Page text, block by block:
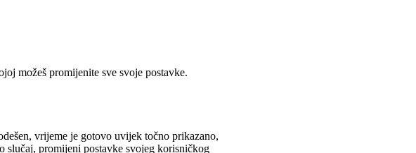
možeš promijenite sve svoje postavke.
vrijeme je gotovo uvijek točno prikazano,
slučaj, promijeni postavke svojeg korisničkog